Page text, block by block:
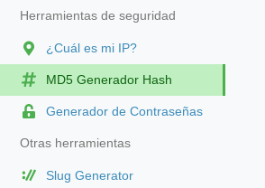
Herramientas de seguridad
¿Cuál es mi IP?
MD5 Generador Hash
Generador de Contraseñas
Otras herramientas
Slug Generator